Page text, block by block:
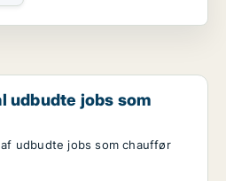
udbudte jobs som
udbudte jobs som chauffør